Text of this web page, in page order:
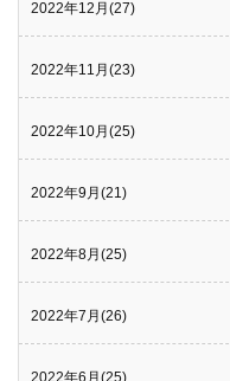
2022年12月(27)
2022年11月(23)
2022年10月(25)
2022年9月(21)
2022年8月(25)
2022年7月(26)
2022年6月(25)